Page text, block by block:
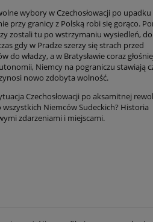
wybory w Czechosłowacji po upadku
przy granicy z Polską robi się gorąco.
zostali tu po wstrzy­maniu wysiedleń,
gdy w Pradze szerzy się strach przed
do władzy, a w Bratysławie coraz
Niemcy na pograniczu stawiają
nowo zdobyta wolność.
Czechosłowacji po aksamitnej
Niemców Sude­ckich? Historia
zdarzeniami i miejscami.